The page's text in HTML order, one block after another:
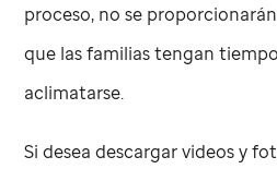
proceso, no se
que las familias tengan
aclimatarse.
Si desea descargar videos y